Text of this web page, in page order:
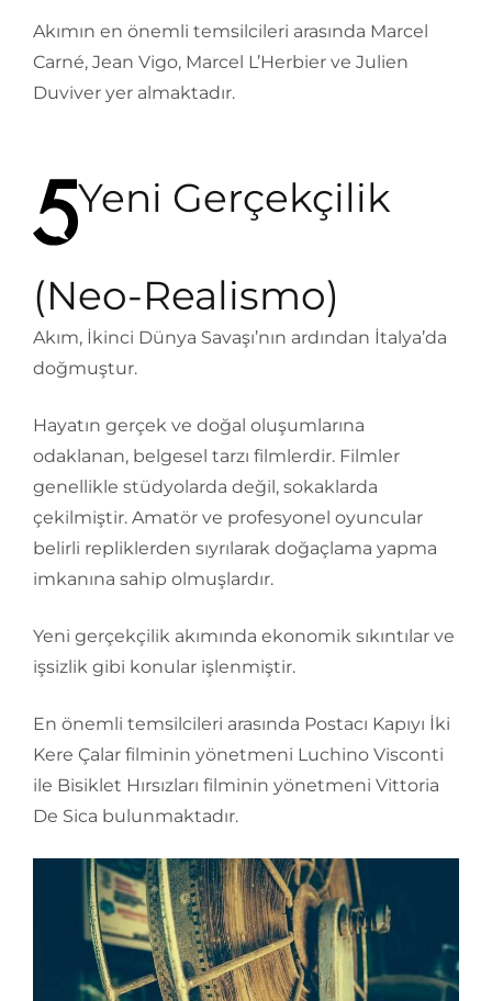
Akımın en önemli temsilcileri arasında Marcel
Carné, Jean Vigo, Marcel L’Herbier ve Julien
Duviver yer almaktadır.
Yeni Gerçekçilik
(Neo-Realismo)
Akım, İkinci Dünya Savaşı’nın ardından İtalya’da
doğmuştur.
Hayatın gerçek ve doğal oluşumlarına
odaklanan, belgesel tarzı filmlerdir. Filmler
genellikle stüdyolarda değil, sokaklarda
çekilmiştir. Amatör ve profesyonel oyuncular
belirli repliklerden sıyrılarak doğaçlama yapma
imkanına sahip olmuşlardır.
Yeni gerçekçilik akımında ekonomik sıkıntılar ve
işsizlik gibi konular işlenmiştir.
En önemli temsilcileri arasında Postacı Kapıyı İki
Kere Çalar filminin yönetmeni Luchino Visconti
ile Bisiklet Hırsızları filminin yönetmeni Vittoria
De Sica bulunmaktadır.